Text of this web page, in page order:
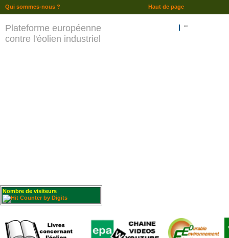
Plateforme européenne
contre l'éolien industriel
""
Nombre de visiteurs :
Haut de page
Qui sommes-nous ?